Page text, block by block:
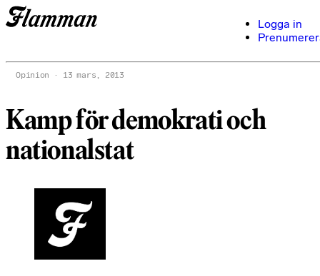
Logga in
Opinion 13 mars, 2013
Kamp för demokrati och
nationalstat